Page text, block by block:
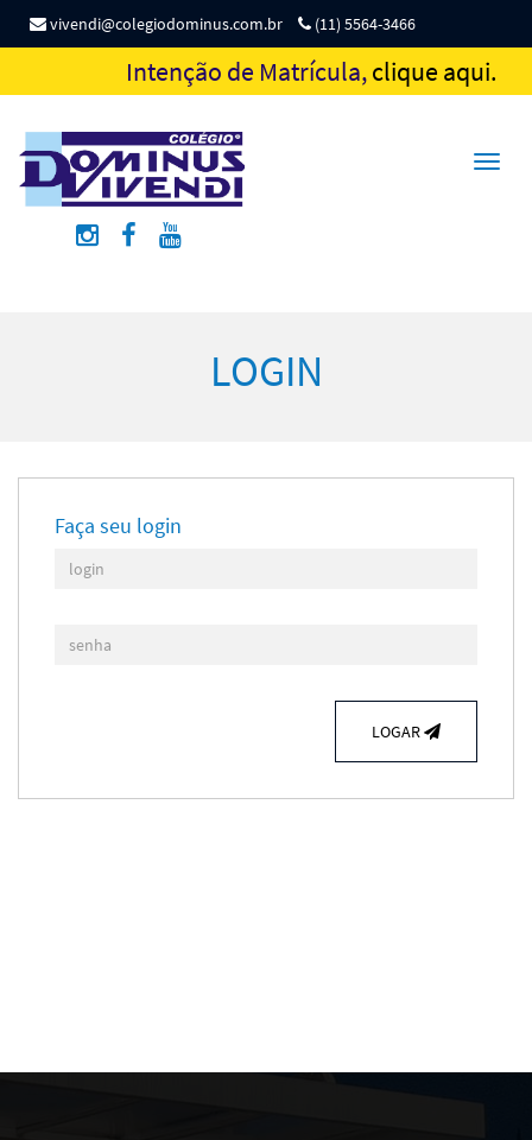
vivendi@colegiodominus.com.br (11) 5564-3466
Intenção de Matrícula,clique aqui.
Toggle
LOGIN
Faça seu login
LOGAR